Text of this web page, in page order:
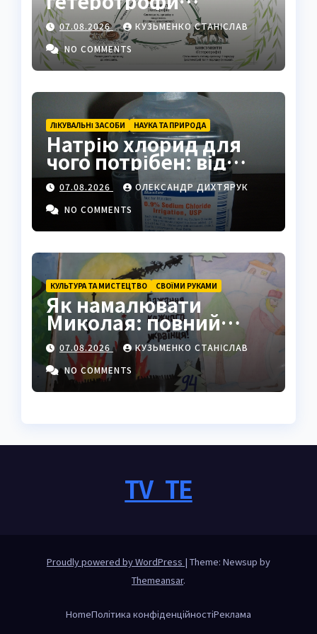
екосистеми
07.08.2026
КУЗЬМЕНКО СТАНІСЛАВ
NO COMMENTS
ЛІКУВАЛЬНІ ЗАСОБИ НАУКА ТА ПРИРОДА
Натрію хлорид для
чого потрібен: від
фізрозчину до
промисловості
07.08.2026
ОЛЕКСАНДР ДИХТЯРУК
NO COMMENTS
КУЛЬТУРА ТА МИСТЕЦТВО СВОЇМИ РУКАМИ
Як намалювати
Миколая: повний
покроковий гайд з
секретами майстрів
07.08.2026
КУЗЬМЕНКО СТАНІСЛАВ
NO COMMENTS
TV_TE
Proudly powered by WordPress | Theme: Newsup by
Themeansar.
HomeПолітика конфіденційностіРеклама